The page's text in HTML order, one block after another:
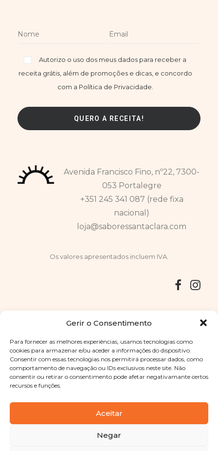
Gerir o Consentimento
Para fornecer as melhores experiências, usamos tecnologias como
cookies para armazenar e/ou aceder a informações do dispositivo.
Consentir com essas tecnologias nos permitirá processar dados, como
comportamento de navegação ou IDs exclusivos neste site. Não
consentir ou retirar o consentimento pode afetar negativamante certos
recursos e funções.
Aceitar
Negar
Autorizo o uso dos meus dados para receber a
receita grátis, além de promoções e dicas, e concordo
com a Política de Privacidade.
Avenida Francisco Fino, nº22, 7300-
053 Portalegre
+351 245 341 087 (rede fixa
nacional)
loja@saboressantaclara.com
Os valores apresentados incluem IVA.
Copyright © 2025 Sabores Santa Clara
. Todos os direitos
reservadosPolítica de Privacidade |Termos e condições
Designed byShift Your Branding Agency